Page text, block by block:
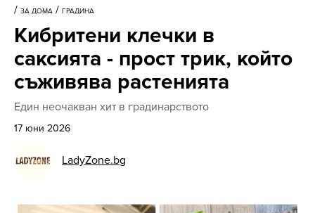
Enter
/ ЗА ДОМА / ГРАДИНА
Кибритени клечки в
саксията - прост трик, който
съживява растенията
Един неочакван хит в градинарството
17 юни 2026
LadyZone.bg